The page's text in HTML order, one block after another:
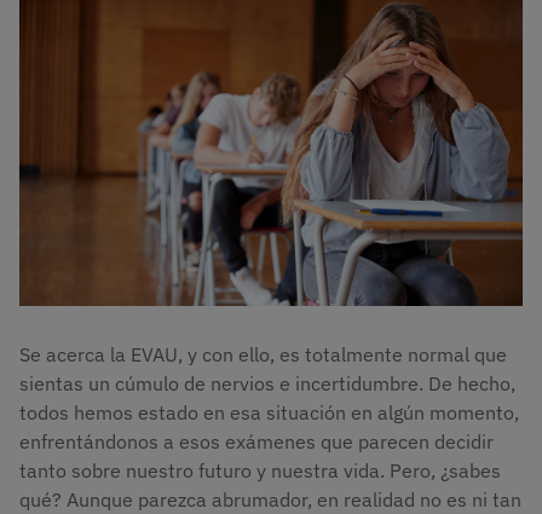
Se acerca la EVAU, y con ello, es totalmente normal que
sientas un cúmulo de nervios e incertidumbre. De hecho,
todos hemos estado en esa situación en algún momento,
enfrentándonos a esos exámenes que parecen decidir
tanto sobre nuestro futuro y nuestra vida. Pero, ¿sabes
qué? Aunque parezca abrumador, en realidad no es ni tan